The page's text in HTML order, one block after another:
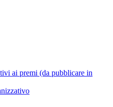
ai premi (da pubblicare in